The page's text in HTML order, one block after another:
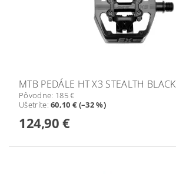
MTB PEDÁLE HT X3 STEALTH BLACK
Pôvodne: 185 €
Ušetríte:60,10 € (–32 %)
124,90 €